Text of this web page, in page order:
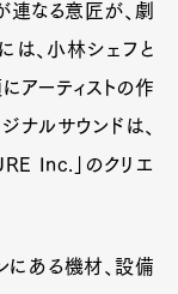
連なる意匠が、劇
は、小林シェフと
アーティストの作
ナルサウンドは、
Inc.」のクリエ
にある機材、設備